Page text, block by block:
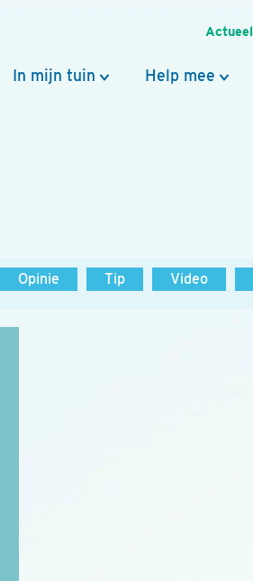
Actueel
In mijn tuin Help mee
Opinie Tip Video